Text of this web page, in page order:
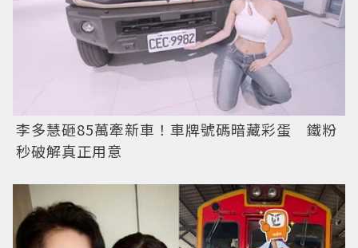
李多慧砸85萬牽新車！車牌號碼暗藏彩蛋 鐵粉
秒破解真正用意